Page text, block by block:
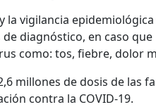
vigilancia
diagnóstico, en caso
como: tos, fiebre, dolor
millones de dosis de las
contra la COVID-19.